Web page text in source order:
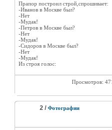
Прапор построил строй,спрошивает:
-Иванов в Москве был?
-Нет
-Мудак!
-Петров в Москве был?
-Нет
-Мудак!
-Сидоров в Москве был?
-Нет
-Мудак!
Из строя голос:
Просмотров:
2 / Фотографии